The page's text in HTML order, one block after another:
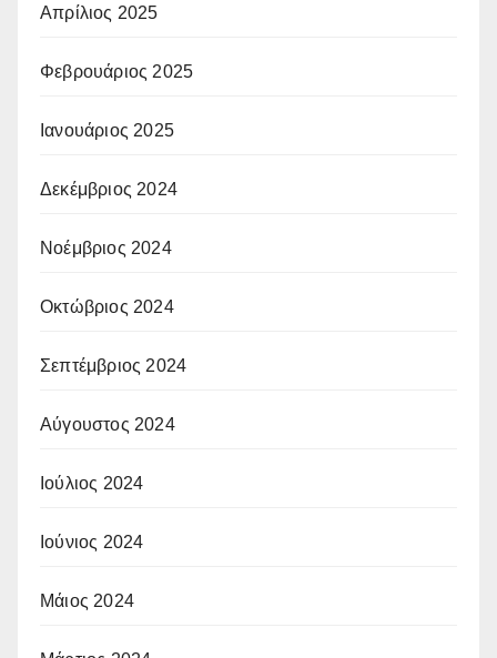
Απρίλιος 2025
Φεβρουάριος 2025
Ιανουάριος 2025
Δεκέμβριος 2024
Νοέμβριος 2024
Οκτώβριος 2024
Σεπτέμβριος 2024
Αύγουστος 2024
Ιούλιος 2024
Ιούνιος 2024
Μάιος 2024